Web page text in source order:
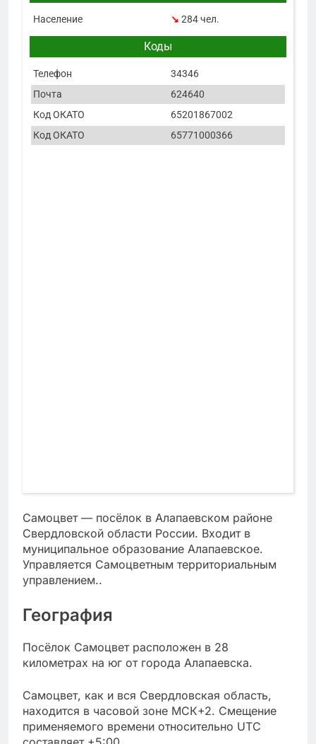
Население ↘ 284 чел.
Коды
Телефон
34346
Почта
624640
Код ОКАТО
65201867002
Код ОКАТО
65771000366
Самоцвет — посёлок в Алапаевском районе
Свердловской области России. Входит в
муниципальное образование Алапаевское.
Управляется Самоцветным территориальным
управлением..
География
Посёлок Самоцвет расположен в 28
километрах на юг от города Алапаевска.
Самоцвет, как и вся Свердловская область,
находится в часовой зоне МСК+2. Смещение
применяемого времени относительно UTC